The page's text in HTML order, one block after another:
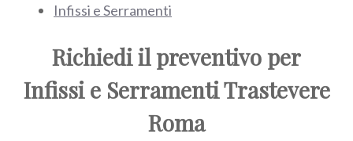
Infissi e Serramenti
Richiedi il preventivo per
Infissi e Serramenti Trastevere
Roma